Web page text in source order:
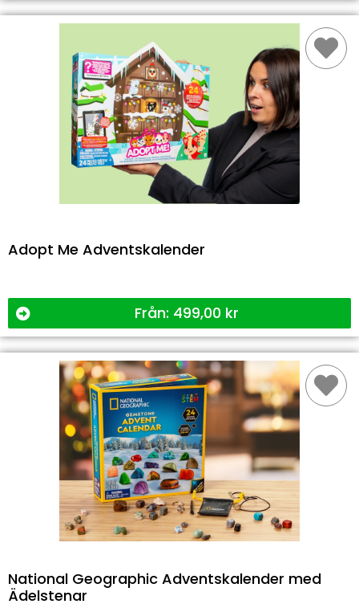
Adopt Me Adventskalender
Från: 499,00 kr
National Geographic Adventskalender med
Ädelstenar